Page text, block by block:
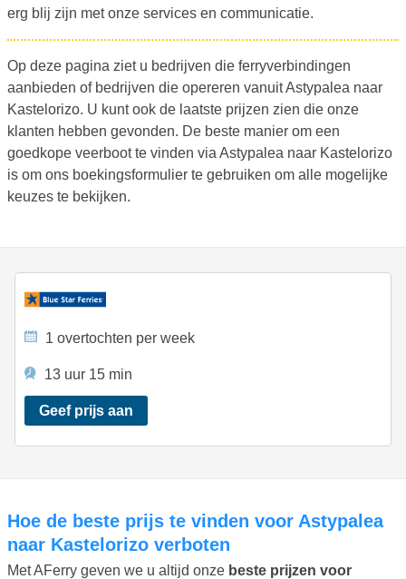
erg blij zijn met onze services en communicatie.
Op deze pagina ziet u bedrijven die ferryverbindingen
aanbieden of bedrijven die opereren vanuit Astypalea naar
Kastelorizo. U kunt ook de laatste prijzen zien die onze
klanten hebben gevonden. De beste manier om een
goedkope veerboot te vinden via Astypalea naar Kastelorizo
is om ons boekingsformulier te gebruiken om alle mogelijke
keuzes te bekijken.
1 overtochten per week
13 uur 15 min
Geef prijs aan
Hoe de beste prijs te vinden voor Astypalea
naar Kastelorizo verboten
Met AFerry geven we u altijd onze beste prijzen voor